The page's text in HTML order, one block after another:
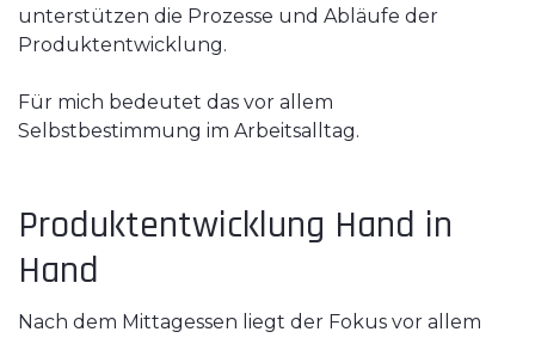
unterstützen die Prozesse und Abläufe der
Produktentwicklung.
Für mich bedeutet das vor allem
Selbstbestimmung im Arbeitsalltag.
Produktentwicklung Hand in
Hand
Nach dem Mittagessen liegt der Fokus vor allem